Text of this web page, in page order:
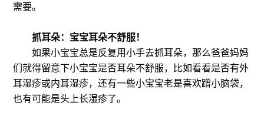
需要。
抓耳朵：宝宝耳朵不舒服！
如果小宝宝总是反复用小手去抓耳朵，那么爸爸妈妈
们就得留意下小宝宝是否耳朵不舒服，比如看看是否有外
耳湿疹或内耳湿疹，还有一些小宝宝老是喜欢蹭小脑袋，
也有可能是头上长湿疹了。